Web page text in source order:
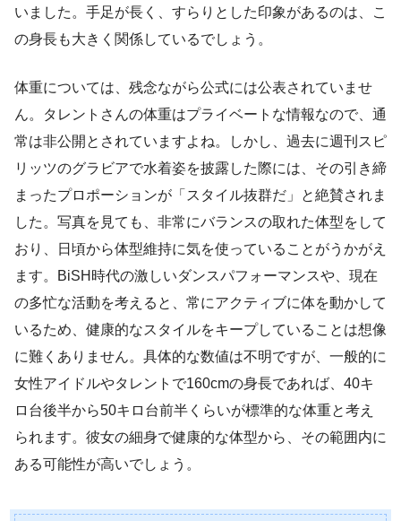
いました。手足が長く、すらりとした印象があるのは、こ
の身長も大きく関係しているでしょう。
体重については、残念ながら公式には公表されていませ
ん。タレントさんの体重はプライベートな情報なので、通
常は非公開とされていますよね。しかし、過去に週刊スピ
リッツのグラビアで水着姿を披露した際には、その引き締
まったプロポーションが「スタイル抜群だ」と絶賛されま
した。写真を見ても、非常にバランスの取れた体型をして
おり、日頃から体型維持に気を使っていることがうかがえ
ます。BiSH時代の激しいダンスパフォーマンスや、現在
の多忙な活動を考えると、常にアクティブに体を動かして
いるため、健康的なスタイルをキープしていることは想像
に難くありません。具体的な数値は不明ですが、一般的に
女性アイドルやタレントで160cmの身長であれば、40キ
ロ台後半から50キロ台前半くらいが標準的な体重と考え
られます。彼女の細身で健康的な体型から、その範囲内に
ある可能性が高いでしょう。